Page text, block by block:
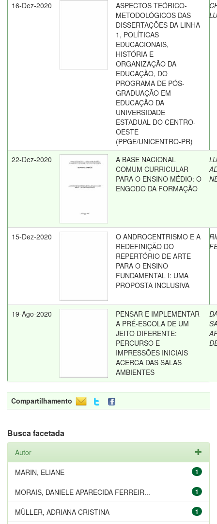
16-Dez-2020
ASPECTOS TEÓRICO-
METODOLÓGICOS DAS
DISSERTAÇÕES DA LINHA
1, POLÍTICAS
EDUCACIONAIS,
HISTÓRIA E
ORGANIZAÇÃO DA
EDUCAÇÃO, DO
PROGRAMA DE PÓS-
GRADUAÇÃO EM
EDUCAÇÃO DA
UNIVERSIDADE
ESTADUAL DO CENTRO-
OESTE
(PPGE/UNICENTRO-PR)
22-Dez-2020
A BASE NACIONAL
COMUM CURRICULAR
PARA O ENSINO MÉDIO: O
ENGODO DA FORMAÇÃO
15-Dez-2020
O ANDROCENTRISMO E A
REDEFINIÇÃO DO
REPERTÓRIO DE ARTE
PARA O ENSINO
FUNDAMENTAL I: UMA
PROPOSTA INCLUSIVA
19-Ago-2020
PENSAR E IMPLEMENTAR
A PRÉ-ESCOLA DE UM
JEITO DIFERENTE:
PERCURSO E
IMPRESSÕES INICIAIS
ACERCA DAS SALAS
AMBIENTES
Compartilhamento
Busca facetada
Autor
1
MARIN, ELIANE
1
MORAIS, DANIELE APARECIDA FERREIR...
1
MÜLLER, ADRIANA CRISTINA